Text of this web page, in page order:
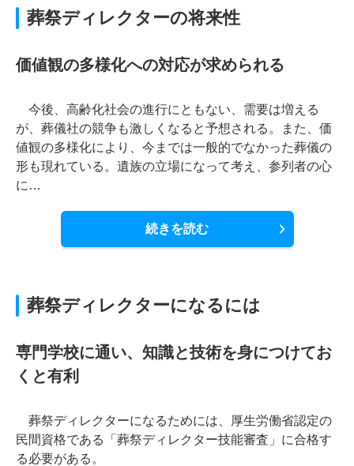
葬祭ディレクターの将来性
価値観の多様化への対応が求められる
今後、高齢化社会の進行にともない、需要は増える
が、葬儀社の競争も激しくなると予想される。また、価
値観の多様化により、今までは一般的でなかった葬儀の
形も現れている。遺族の立場になって考え、参列者の心
に…
続きを読む
葬祭ディレクターになるには
専門学校に通い、知識と技術を身につけてお
くと有利
葬祭ディレクターになるためには、厚生労働省認定の
民間資格である「葬祭ディレクター技能審査」に合格す
る必要がある。